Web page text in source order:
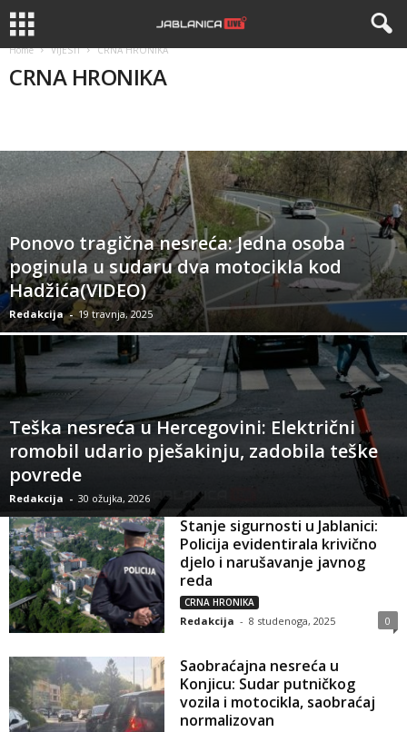
Home VIJESTI CRNA HRONIKA
CRNA HRONIKA
Ponovo tragična nesreća: Jedna osoba
poginula u sudaru dva motocikla kod
Hadžića(VIDEO)
Redakcija - 19 travnja, 2025
Teška nesreća u Hercegovini: Električni
romobil udario pješakinju, zadobila teške
povrede
Redakcija - 30 ožujka, 2026
Stanje sigurnosti u Jablanici:
Policija evidentirala krivično
djelo i narušavanje javnog
reda
CRNA HRONIKA
Redakcija - 8 studenoga, 2025 0
Saobraćajna nesreća u
Konjicu: Sudar putničkog
vozila i motocikla, saobraćaj
normalizovan